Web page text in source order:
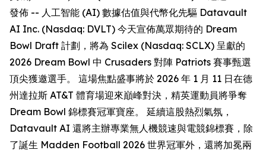
發佈 -- 人工智能 (AI) 數據估值與代幣化先驅 Datavault
AI Inc. (Nasdaq: DVLT) 今天宣佈萬眾期待的 Dream
Bowl Draft 計劃，將為 Scilex (Nasdaq: SCLX) 呈獻的
2026 Dream Bowl 中 Crusaders 對陣 Patriots 賽事甄選
頂尖獲邀選手。 這場焦點盛事將於 2026 年 1 月 11 日在德
州達拉斯 AT&T 體育場迎來巔峰對決，精英運動員將爭奪
Dream Bowl 錦標賽冠軍寶座。 延續這股熱烈氣氛，
Datavault AI 還將主辦專業無人機競速與電競錦標賽，除
了誕生 Madden Football 2026 世界冠軍外，還將加冕兩